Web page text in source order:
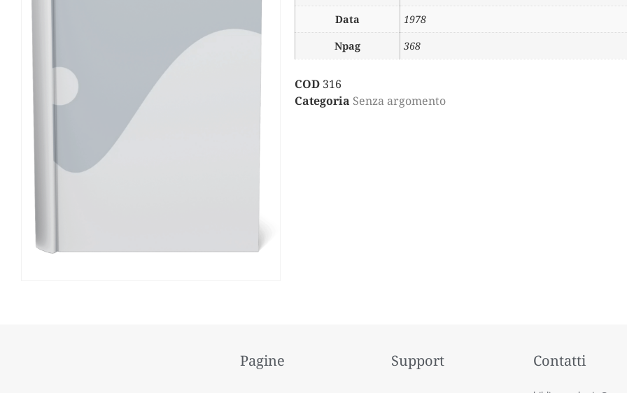
Data
1978
Npag
368
COD 316
Categoria Senza argomento
Pagine Support Contatti